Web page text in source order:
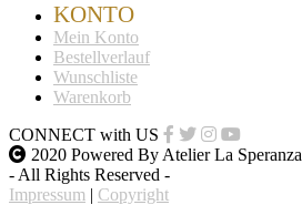
KONTO
Mein Konto
Bestell­verlauf
Wunschliste
Warenkorb
CONNECT with US
2020 Powered By Atelier La Speranza
- All Rights Reserved -
Impressum | Copyright